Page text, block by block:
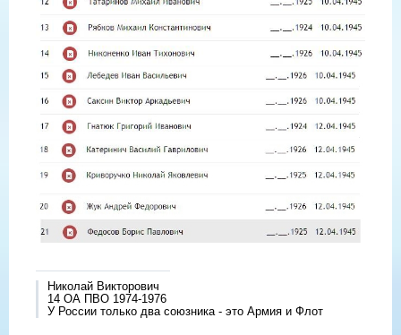
Николай Викторович
14 ОА ПВО 1974-1976
У России только два союзника - это Армия и Флот